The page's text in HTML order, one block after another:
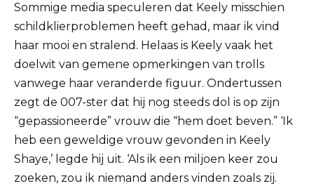
Sommige media speculeren dat Keely misschien
schildklierproblemen heeft gehad, maar ik vind
haar mooi en stralend. Helaas is Keely vaak het
doelwit van gemene opmerkingen van trolls
vanwege haar veranderde figuur. Ondertussen
zegt de 007-ster dat hij nog steeds dol is op zijn
“gepassioneerde” vrouw die “hem doet beven.” ‘Ik
heb een geweldige vrouw gevonden in Keely
Shaye,’ legde hij uit. ‘Als ik een miljoen keer zou
zoeken, zou ik niemand anders vinden zoals zij.